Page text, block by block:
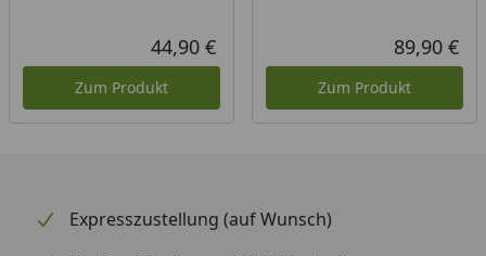
Aktueller Preis
44,90 €
Zum Produkt
89,90 €
Zum Produkt
Expresszustellung (auf Wunsch)